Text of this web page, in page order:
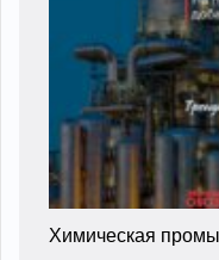
Химическая